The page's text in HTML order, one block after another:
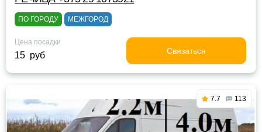
ПО ГОРОДУ МЕЖГОРОД
Цена посадки
15 руб Связаться
7.7 113